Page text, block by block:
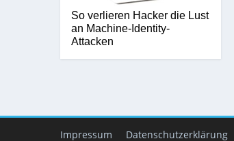
So verlieren Hacker die Lust
an Machine-Identity-
Attacken
Impressum Datenschutzerklärung